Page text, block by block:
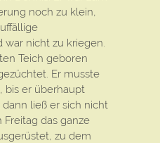
noch zu klein,
war nicht zu kriegen.
Teich geboren
Er musste
bis er überhaupt
ließ er sich nicht
das ganze
zu dem